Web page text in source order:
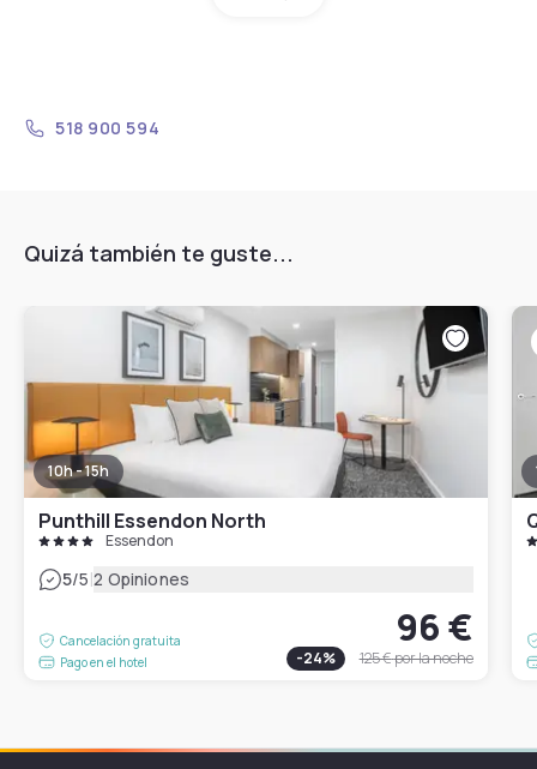
518 900 594
Quizá también te guste...
10h - 15h
Punthill Essendon North
Essendon
5/5|2 Opiniones
Cancelación gratuita
Pago en el hotel
96 €
-24% 125 €por la noche